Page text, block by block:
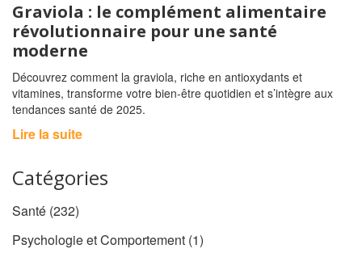
Graviola : le complément alimentaire
révolutionnaire pour une santé
moderne
Découvrez comment la graviola, riche en antioxydants et
vitamines, transforme votre bien‑être quotidien et s’intègre aux
tendances santé de 2025.
Lire la suite
Catégories
Santé (232)
Psychologie et Comportement (1)